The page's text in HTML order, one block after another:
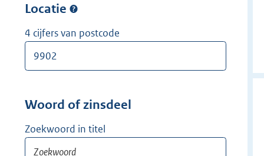
j
d
Locatie
4 cijfers van postcode
Woord of zinsdeel
Zoekwoord in titel